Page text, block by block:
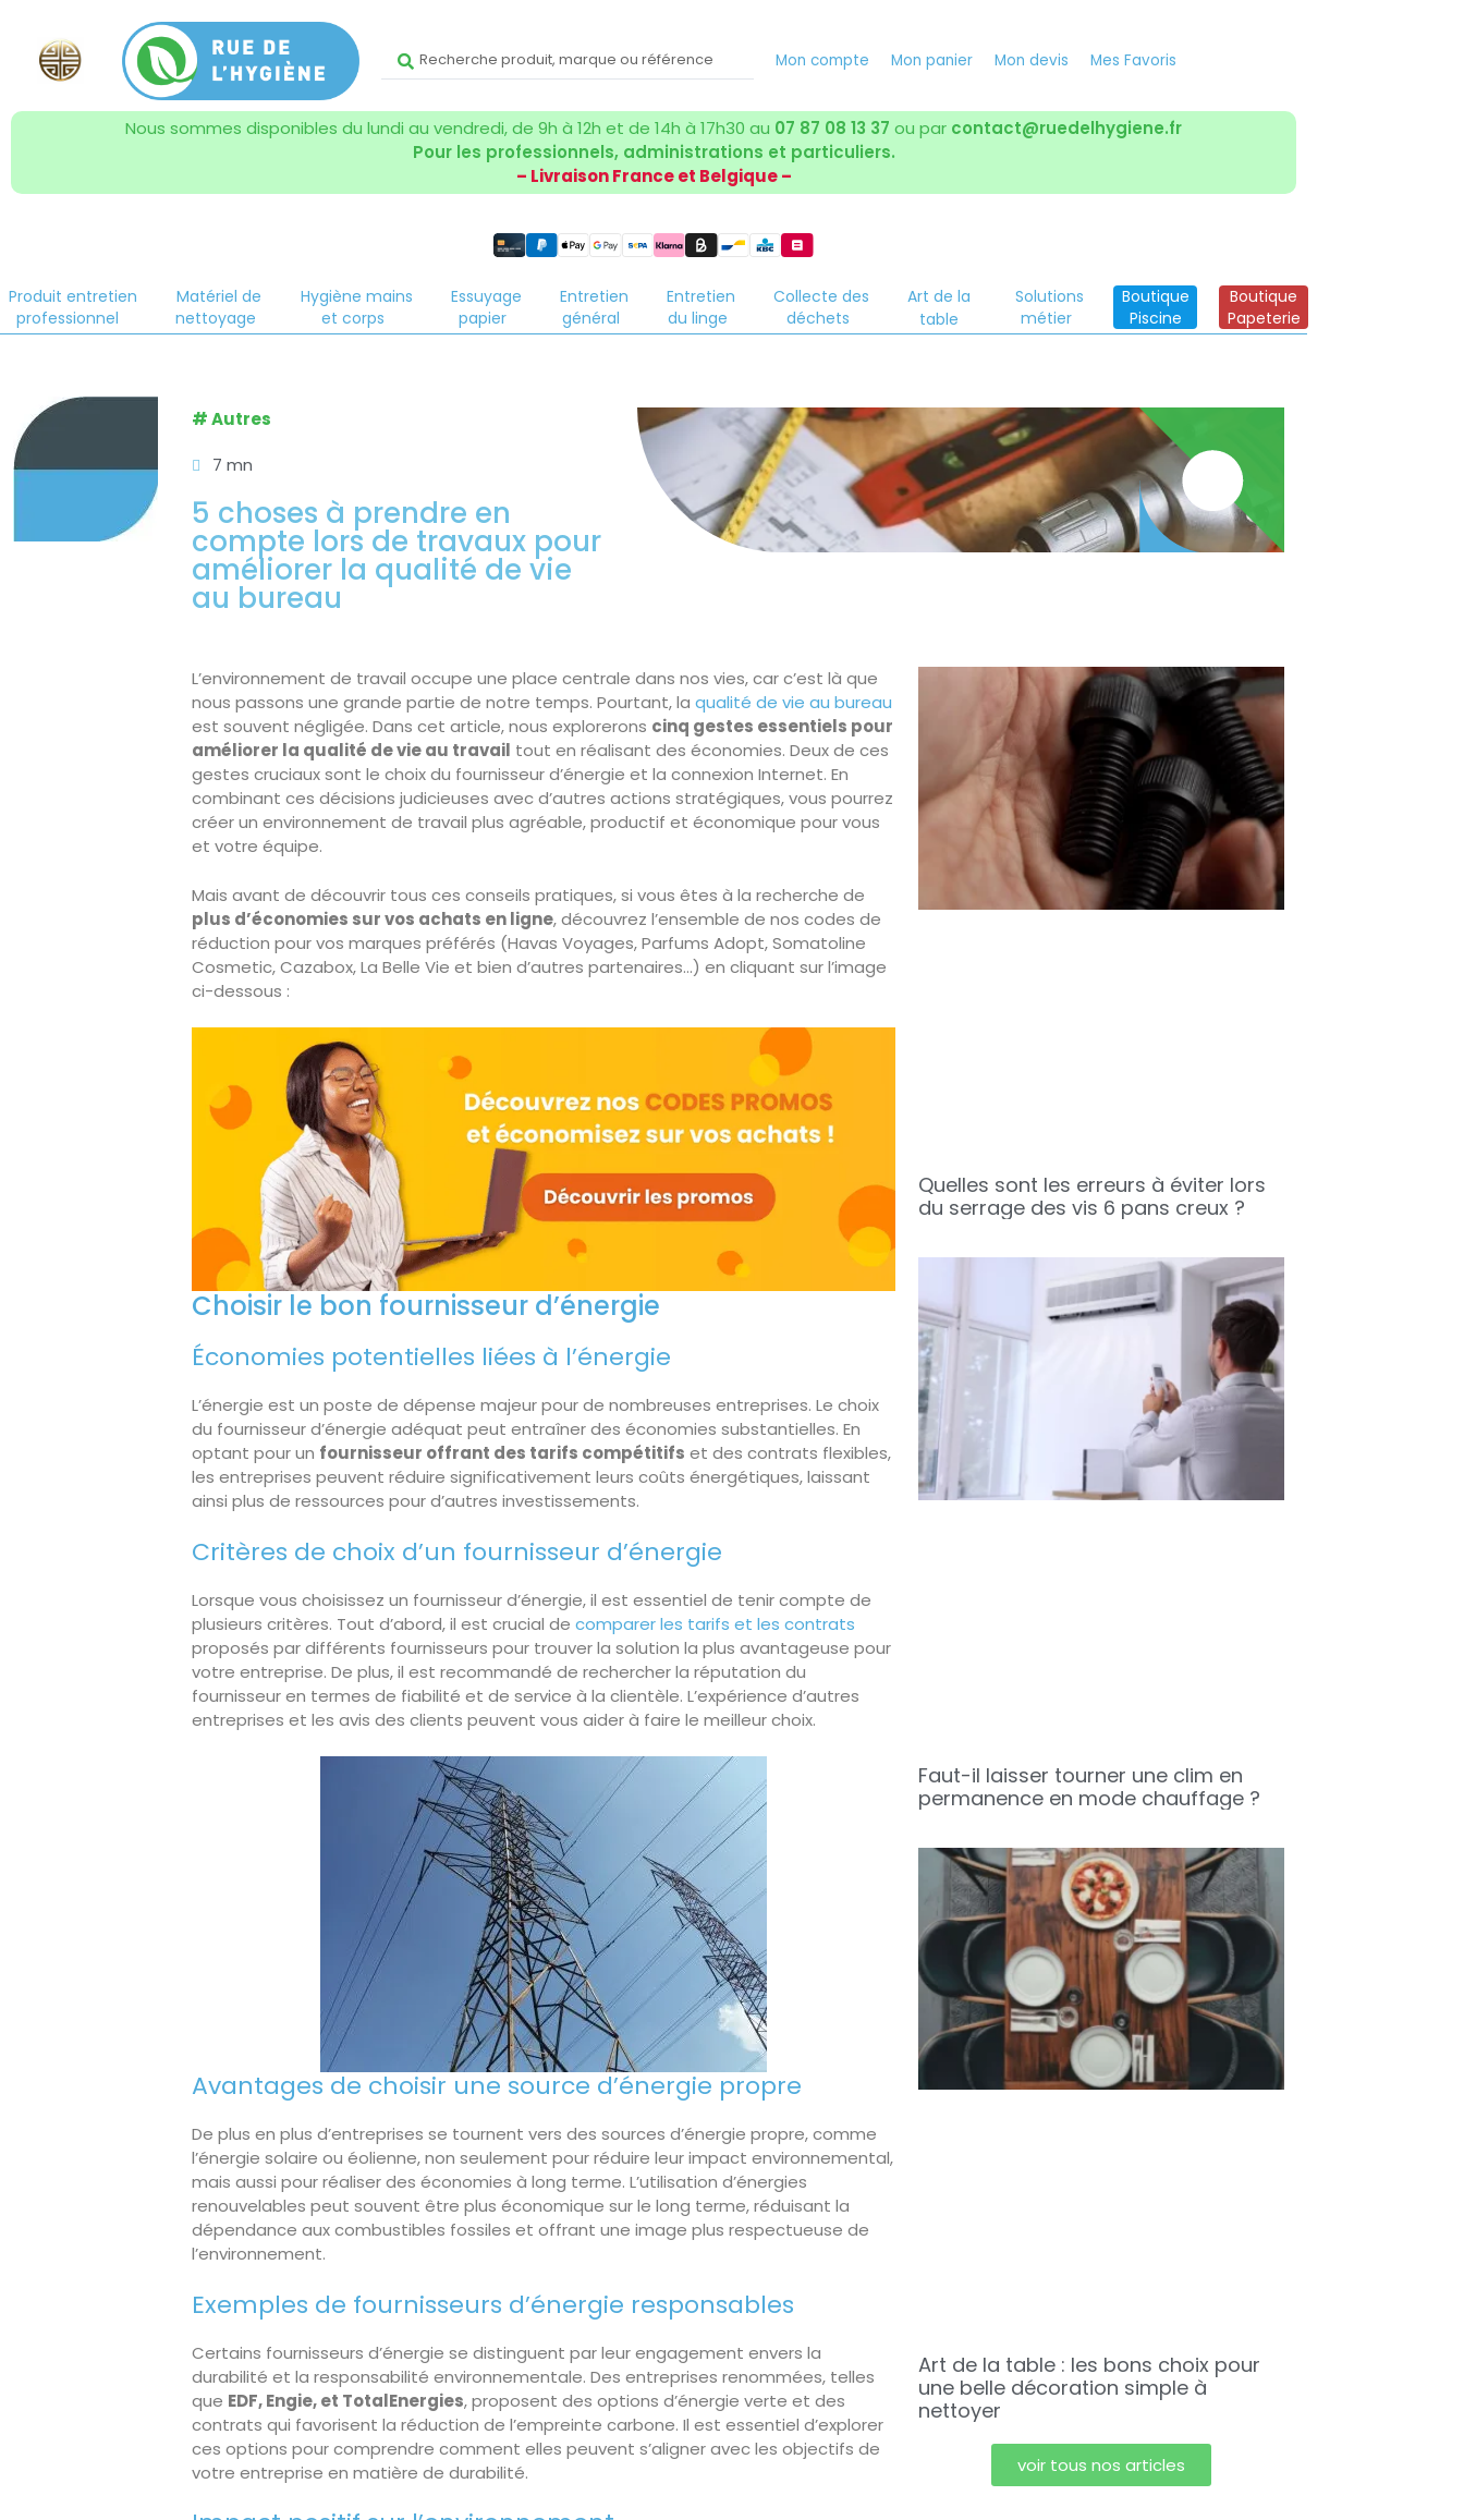
Mon compte Mon panier Mon devis Mes Favoris
Nous sommes disponibles du lundi au vendredi, de 9h à 12h et de 14h à 17h30 au 07 87 08 13 37 ou par contact@ruedelhygiene.fr
Pour les professionnels, administrations et particuliers.
– Livraison France et Belgique –
Produit entretien
professionnel
Matériel de
nettoyage
Hygiène mains
et corps
Essuyage
papier
Entretien
général
Entretien
du linge
Collecte des
déchets
Art de la
table
Solutions
métier
Boutique
Piscine
Boutique
Papeterie
#Autres
7 mn
5 choses à prendre en
compte lors de travaux pour
améliorer la qualité de vie
au bureau
L’environnement de travail occupe une place centrale dans nos vies, car c’est là que
nous passons une grande partie de notre temps. Pourtant, la qualité de vie au bureau
est souvent négligée. Dans cet article, nous explorerons cinq gestes essentiels pour
améliorer la qualité de vie au travail tout en réalisant des économies. Deux de ces
gestes cruciaux sont le choix du fournisseur d’énergie et la connexion Internet. En
combinant ces décisions judicieuses avec d’autres actions stratégiques, vous pourrez
créer un environnement de travail plus agréable, productif et économique pour vous
et votre équipe.
Mais avant de découvrir tous ces conseils pratiques, si vous êtes à la recherche de
plus d’économies sur vos achats en ligne, découvrez l’ensemble de nos codes de
réduction pour vos marques préférés (Havas Voyages, Parfums Adopt, Somatoline
Cosmetic, Cazabox, La Belle Vie et bien d’autres partenaires…) en cliquant sur l’image
ci-dessous :
Choisir le bon fournisseur d’énergie
Économies potentielles liées à l’énergie
L’énergie est un poste de dépense majeur pour de nombreuses entreprises. Le choix
du fournisseur d’énergie adéquat peut entraîner des économies substantielles. En
optant pour un fournisseur offrant des tarifs compétitifs et des contrats flexibles,
les entreprises peuvent réduire significativement leurs coûts énergétiques, laissant
ainsi plus de ressources pour d’autres investissements.
Critères de choix d’un fournisseur d’énergie
Lorsque vous choisissez un fournisseur d’énergie, il est essentiel de tenir compte de
plusieurs critères. Tout d’abord, il est crucial de comparer les tarifs et les contrats
proposés par différents fournisseurs pour trouver la solution la plus avantageuse pour
votre entreprise. De plus, il est recommandé de rechercher la réputation du
fournisseur en termes de fiabilité et de service à la clientèle. L’expérience d’autres
entreprises et les avis des clients peuvent vous aider à faire le meilleur choix.
Avantages de choisir une source d’énergie propre
De plus en plus d’entreprises se tournent vers des sources d’énergie propre, comme
l’énergie solaire ou éolienne, non seulement pour réduire leur impact environnemental,
mais aussi pour réaliser des économies à long terme. L’utilisation d’énergies
renouvelables peut souvent être plus économique sur le long terme, réduisant la
dépendance aux combustibles fossiles et offrant une image plus respectueuse de
l’environnement.
Exemples de fournisseurs d’énergie responsables
Certains fournisseurs d’énergie se distinguent par leur engagement envers la
durabilité et la responsabilité environnementale. Des entreprises renommées, telles
que EDF, Engie, et TotalEnergies, proposent des options d’énergie verte et des
contrats qui favorisent la réduction de l’empreinte carbone. Il est essentiel d’explorer
ces options pour comprendre comment elles peuvent s’aligner avec les objectifs de
votre entreprise en matière de durabilité.
Quelles sont les erreurs à éviter lors
du serrage des vis 6 pans creux ?
Faut-il laisser tourner une clim en
permanence en mode chauffage ?
Art de la table : les bons choix pour
une belle décoration simple à
nettoyer
voir tous nos articles